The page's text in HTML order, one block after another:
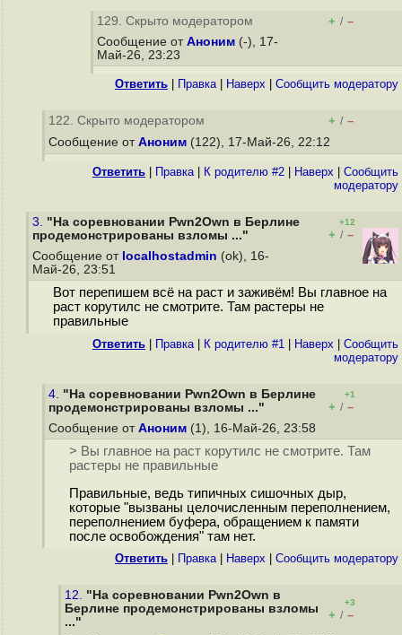
129. Скрыто модератором + / –
Сообщение от Аноним (-), 17-
Май-26, 23:23
Ответить Правка| Наверх Cообщить модератору
122. Скрыто модератором + / –
Сообщение от Аноним (122), 17-Май-26, 22:12
Ответить Правка| К родителю #2 Наверх
Cообщить
модератору
3. "На соревновании Pwn2Own в Берлине
продемонстрированы взломы ..."
+12
+ / –
Сообщение от localhostadmin (ok), 16-
Май-26, 23:51
Вот перепишем всё на раст и заживём! Вы главное на
раст корутилс не смотрите. Там растеры не
правильные
Ответить Правка| К родителю #1 Наверх
Cообщить
модератору
4. "На соревновании Pwn2Own в Берлине
продемонстрированы взломы ..."
+1
+ / –
Сообщение от Аноним (1), 16-Май-26, 23:58
> Вы главное на раст корутилс не смотрите. Там
растеры не правильные
Правильные, ведь типичных сишочных дыр,
которые "вызваны целочисленным переполнением,
переполнением буфера, обращением к памяти
после освобождения" там нет.
Ответить Правка| Наверх Cообщить модератору
12. "На соревновании Pwn2Own в
Берлине продемонстрированы взломы
..."
+3
+ / –